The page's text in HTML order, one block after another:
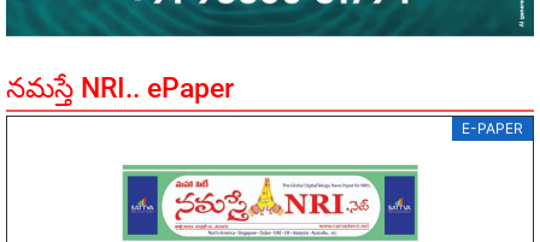
నమస్తే NRI.. ePaper
E-PAPER